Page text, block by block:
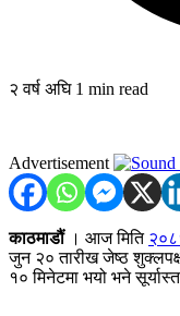
२ वर्ष अघि 1 min read
Advertisement
काठमाडौं। आज मिति
जुन २० तारीख जेष्ठ
१० मिनेटमा भयो भने